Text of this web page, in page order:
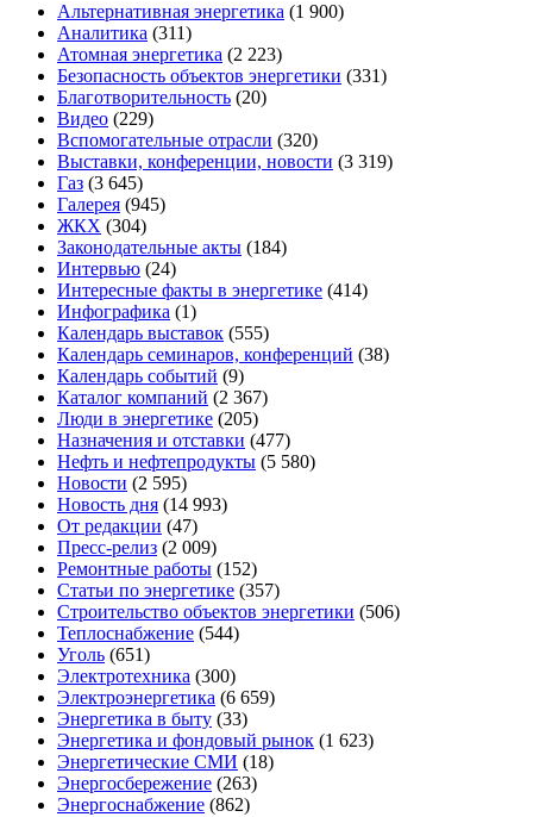
Альтернативная энергетика (1 900)
Аналитика (311)
Атомная энергетика (2 223)
Безопасность объектов энергетики (331)
Благотворительность (20)
Видео (229)
Вспомогательные отрасли (320)
Выставки, конференции, новости (3 319)
Газ (3 645)
Галерея (945)
ЖКХ (304)
Законодательные акты (184)
Интервью (24)
Интересные факты в энергетике (414)
Инфографика (1)
Календарь выставок (555)
Календарь семинаров, конференций (38)
Календарь событий (9)
Каталог компаний (2 367)
Люди в энергетике (205)
Назначения и отставки (477)
Нефть и нефтепродукты (5 580)
Новости (2 595)
Новость дня (14 993)
От редакции (47)
Пресс-релиз (2 009)
Ремонтные работы (152)
Статьи по энергетике (357)
Строительство объектов энергетики (506)
Теплоснабжение (544)
Уголь (651)
Электротехника (300)
Электроэнергетика (6 659)
Энергетика в быту (33)
Энергетика и фондовый рынок (1 623)
Энергетические СМИ (18)
Энергосбережение (263)
Энергоснабжение (862)